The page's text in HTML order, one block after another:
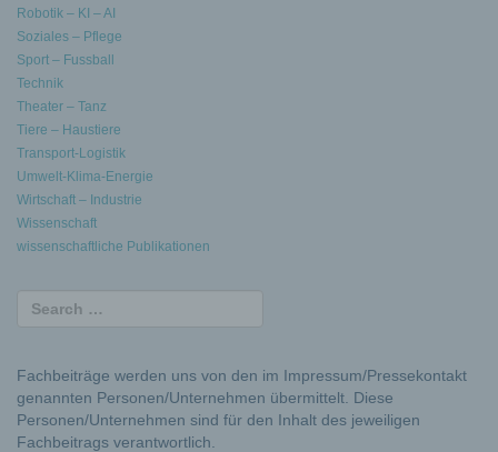
Robotik – KI – AI
Soziales – Pflege
Sport – Fussball
Technik
Theater – Tanz
Tiere – Haustiere
Transport-Logistik
Umwelt-Klima-Energie
Wirtschaft – Industrie
Wissenschaft
wissenschaftliche Publikationen
Fachbeiträge werden uns von den im Impressum/Pressekontakt
genannten Personen/Unternehmen übermittelt. Diese
Personen/Unternehmen sind für den Inhalt des jeweiligen
Fachbeitrags verantwortlich.